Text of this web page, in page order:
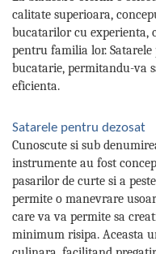
calitate superioara,
bucatarilor cu experienta,
pentru familia lor.
bucatarie, permitandu-va
eficienta.
Satarele pentru dezosat
Cunoscute si sub
instrumente au fost
pasarilor de curte si a
permite o manevrare
care va va permite sa
minimum risipa. Aceasta